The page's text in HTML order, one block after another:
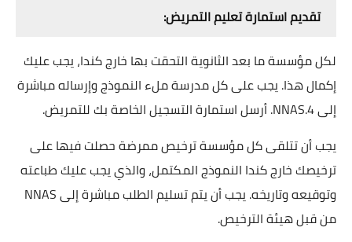
تقديم استمارة تعليم التمريض:
لكل مؤسسة ما بعد الثانوية التحقت بها خارج كندا، يجب عليك
إكمال هذا. يجب على كل مدرسة ملء النموذج وإرساله مباشرة
إلى NNAS.4. أرسل استمارة التسجيل الخاصة بك للتمريض.
يجب أن تتلقى كل مؤسسة ترخيص ممرضة حصلت فيها على
ترخيصك خارج كندا النموذج المكتمل، والذي يجب عليك طباعته
وتوقيعه وتاريخه. يجب أن يتم تسليم الطلب مباشرة إلى NNAS
من قبل هيئة الترخيص.